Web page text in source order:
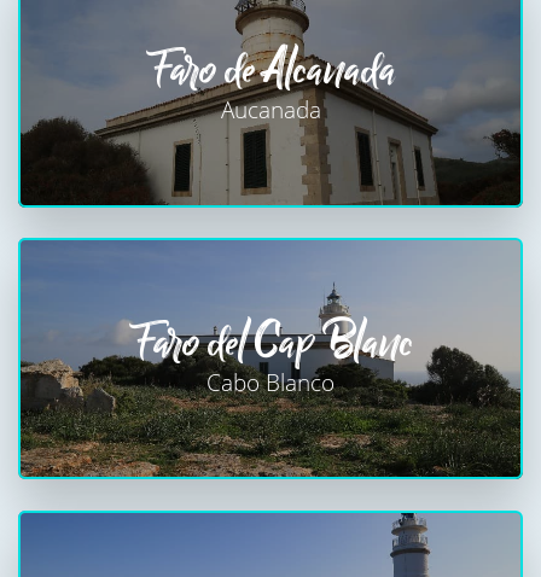
Faro de Alcanada
Aucanada
Faro del Cap Blanc
Cabo Blanco